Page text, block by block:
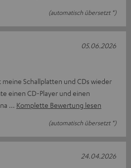
(automatisch übersetzt *)
Schallplatten und CDs wieder
einen CD-Player und einen
Komplette Bewertung lesen
(automatisch übersetzt *)
05.06.2026
24.04.2026